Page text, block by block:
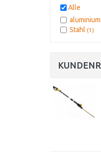
Alle
aluminium
Stahl (1)